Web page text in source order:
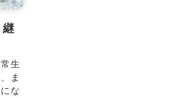
生
ま
な